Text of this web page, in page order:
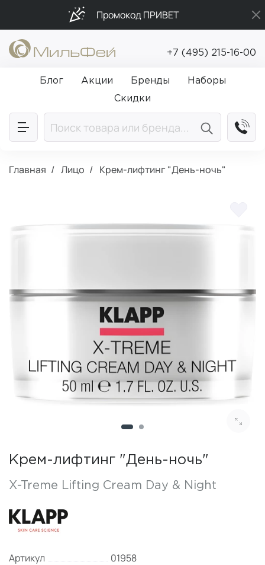
Промокод ПРИВЕТ
Бесплатная доставка от 5 000₽
Подарки в каждый заказ от 5 000₽
+7 (495) 215-16-00
Блог Акции Бренды
Наборы
Скидки
Главная Лицо Крем-лифтинг "День-ночь"
Крем-лифтинг "День-ночь"
X-Treme Lifting Cream Day & Night
Артикул
01958